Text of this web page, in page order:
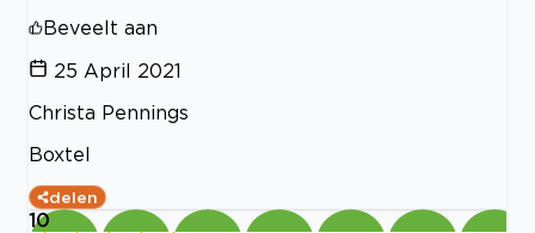
Beveelt aan
25 April 2021
Christa Pennings
Boxtel
delen
10